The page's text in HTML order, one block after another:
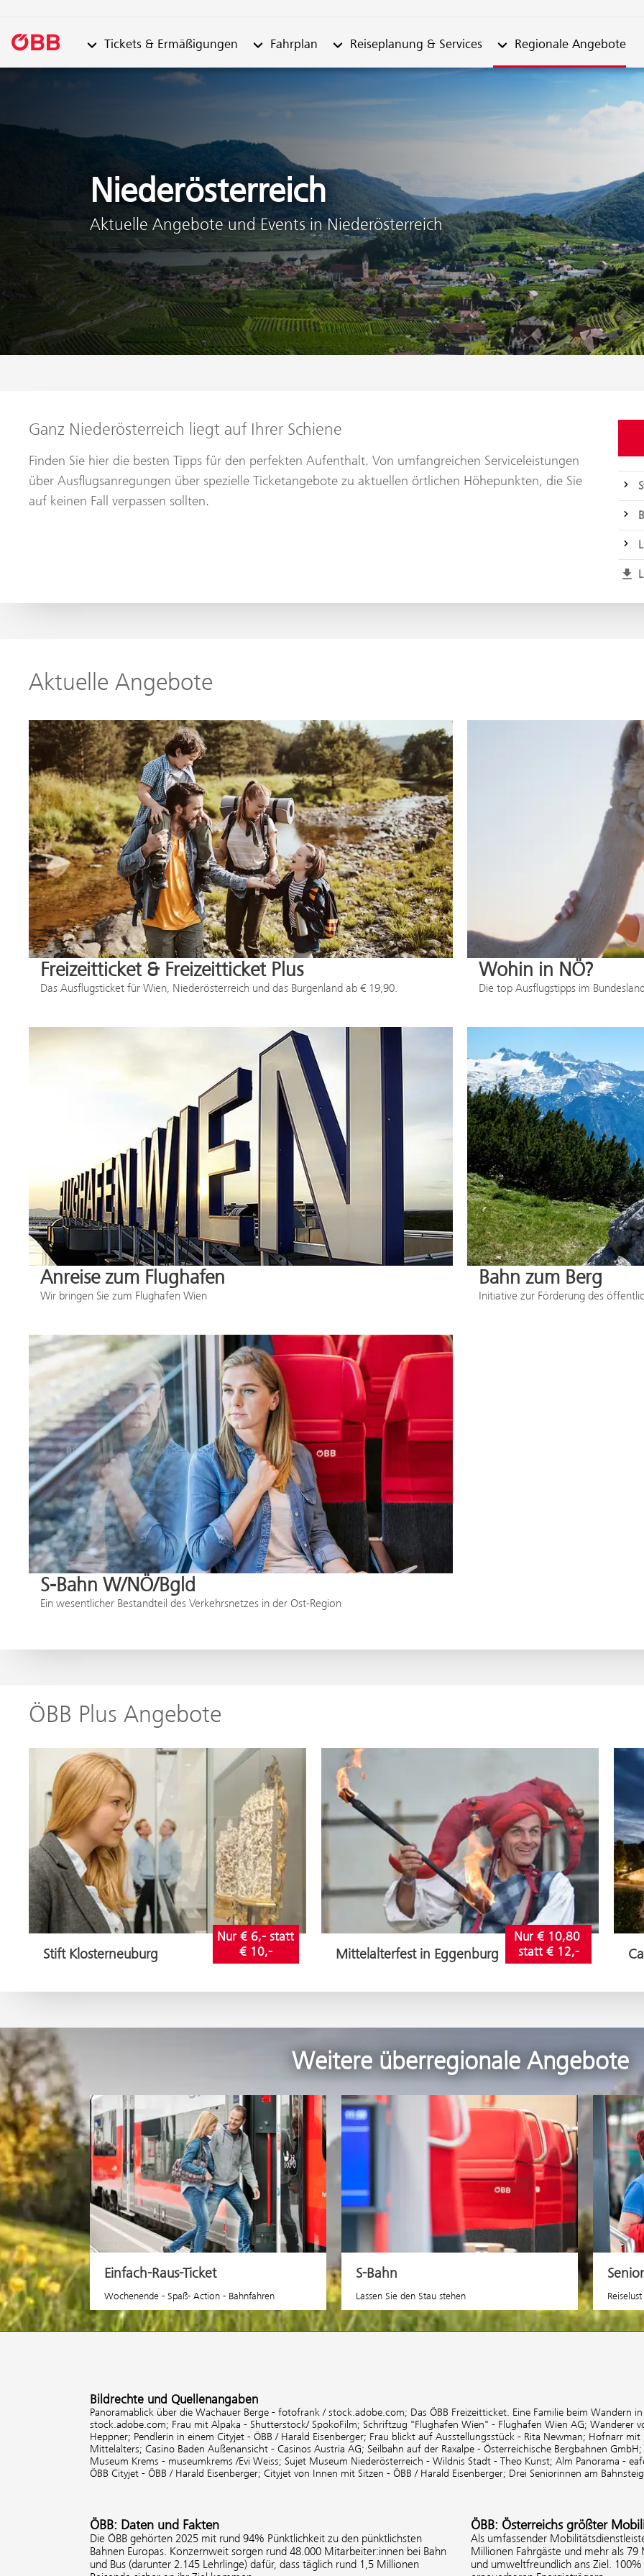
Untermenü von "Tickets & Ermäßigungen"
Tickets & Ermäßigungen Untermenü von "Fahrplan"
Fahrplan Untermenü von "Reiseplanung & Services"
Reiseplanung & Services Untermenü von
Regionale Angebote
Niederösterreich
Aktuelle Angebote und Events in Niederösterreich
Ganz Niederösterreich liegt auf Ihrer Schiene
Finden Sie hier die besten Tipps für den perfekten Aufenthalt. Von umfangreichen Serviceleistungen
über Ausflugsanregungen über spezielle Ticketangebote zu aktuellen örtlichen Höhepunkten, die Sie
auf keinen Fall verpassen sollten.
Aktuelle Angebote
Freizeitticket & Freizeitticket Plus
Das Ausflugsticket für Wien, Niederösterreich und das Burgenland ab € 19,90.
Wohin in NÖ?
Die top Ausflugstipps im
Anreise zum Flughafen
Wir bringen Sie zum Flughafen Wien
Bahn zum Berg
Initiative zur Förderung des
S-Bahn W/NÖ/Bgld
Ein wesentlicher Bestandteil des Verkehrsnetzes in der Ost-Region
ÖBB Plus Angebote
Stift Klosterneuburg
Nur € 6,- statt
€ 10,-
Mittelalterfest in Eggenburg
Nur € 10,80
statt € 12,-
Weitere überregionale Angebote
Einfach-Raus-Ticket
Wochenende - Spaß- Action - Bahnfahren
S-Bahn
Lassen Sie den Stau stehen
Bildrechte und Quellenangaben
Panoramablick über die Wachauer Berge - fotofrank / stock.adobe.com; Das ÖBB Freizeitticket. Eine Familie beim Wandern
stock.adobe.com; Frau mit Alpaka - Shutterstock/ SpokoFilm; Schriftzug "Flughafen Wien" - Flughafen Wien AG; Wanderer
Heppner; Pendlerin in einem Cityjet - ÖBB / Harald Eisenberger; Frau blickt auf Ausstellungsstück - Rita Newman; Hofnarr mit
Mittelalters; Casino Baden Außenansicht - Casinos Austria AG; Seilbahn auf der Raxalpe - Österreichische Bergbahnen GmbH;
Museum Krems - museumkrems /Evi Weiss; Sujet Museum Niederösterreich - Wildnis Stadt - Theo Kunst; Alm Panorama -
ÖBB Cityjet - ÖBB / Harald Eisenberger; Cityjet von Innen mit Sitzen - ÖBB / Harald Eisenberger; Drei Seniorinnen am
ÖBB: Daten und Fakten
Die ÖBB gehörten 2025 mit rund 94% Pünktlichkeit zu den pünktlichsten
Bahnen Europas. Konzernweit sorgen rund 48.000 Mitarbeiter:innen bei Bahn
und Bus (darunter 2.145 Lehrlinge) dafür, dass täglich rund 1,5 Millionen
ÖBB: Österreichs größter
Als umfassender
Millionen Fahrgäste und mehr als
und umweltfreundlich ans Ziel.